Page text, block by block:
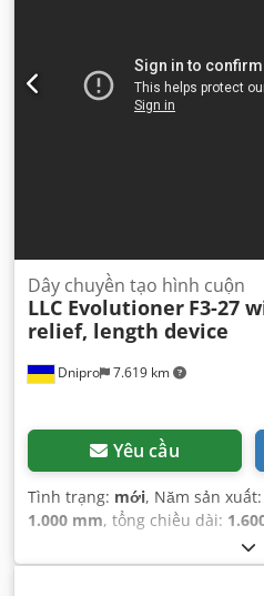
Dnipro 7.619 km
Dây chuyền tạo hình cuộn
LLC Evolutioner F3-27
relief, length device
Yêu cầu
Tình trạng: mới, Năm sản xuất:
1.000 mm, tổng chiều dài:
1,5 kW (2,04